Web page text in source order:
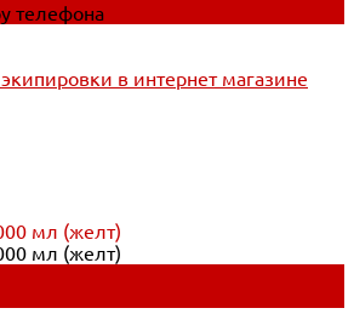
телефона
в интернет магазине
мл (желт)
мл (желт)